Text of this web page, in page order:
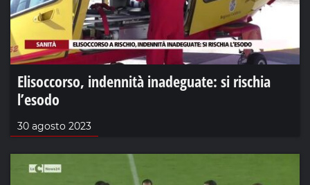
Elisoccorso, indennità inadeguate: si rischia
l’esodo
30 agosto 2023